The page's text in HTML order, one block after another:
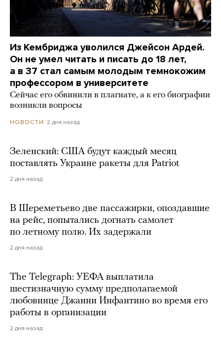
Из Кембриджа уволился Джейсон Ардей.
Он не умел читать и писать до 18 лет,
а в 37 стал самым молодым темнокожим
профессором в университете
Сейчас его обвинили в плагиате, а к его биографии
возникли вопросы
НОВОСТИ 2 дня назад
Зеленский: США будут каждый месяц
поставлять Украине ракеты для Patriot
2 дня назад
В Шереметьево две пассажирки, опоздавшие
на рейс, попытались догнать самолет
по летному полю. Их задержали
2 дня назад
The Telegraph: УЕФА выплатила
шестизначную сумму предполагаемой
любовнице Джанни Инфантино во время его
работы в организации
2 дня назад